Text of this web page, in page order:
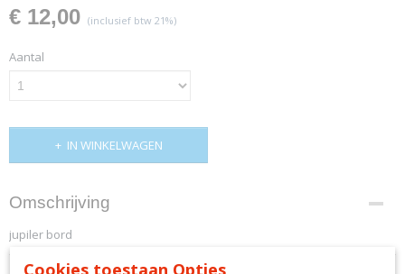
€ 12,00 (inclusief btw 21%)
Aantal
IN WINKELWAGEN
Omschrijving
jupiler bord
Cookies toestaan Opties